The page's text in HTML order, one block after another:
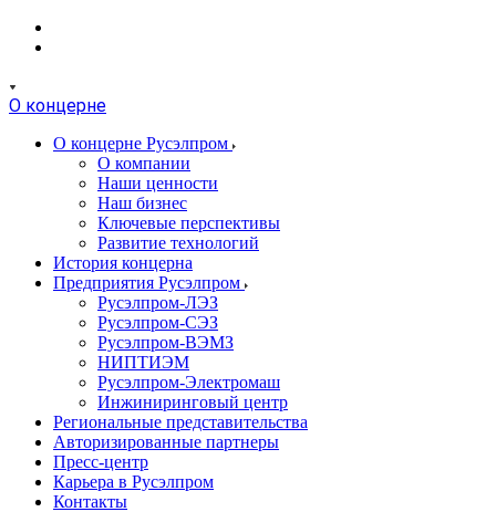
О концерне
О концерне Русэлпром
О компании
Наши ценности
Наш бизнес
Ключевые перспективы
Развитие технологий
История концерна
Предприятия Русэлпром
Русэлпром-ЛЭЗ
Русэлпром-СЭЗ
Русэлпром-ВЭМЗ
НИПТИЭМ
Русэлпром-Электромаш
Инжиниринговый центр
Региональные представительства
Авторизированные партнеры
Пресс-центр
Карьера в Русэлпром
Контакты